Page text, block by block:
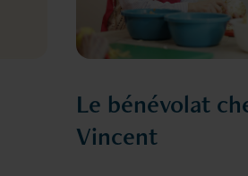
Le bénévolat
Vincent